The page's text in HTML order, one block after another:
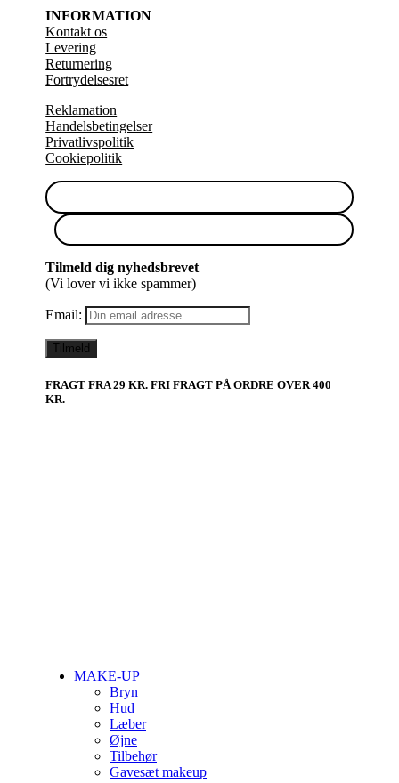
INFORMATION
Kontakt os
Levering
Returnering
Fortrydelsesret
Reklamation
Handelsbetingelser
Privatlivspolitik
Cookiepolitik
Tilmeld dig nyhedsbrevet
(Vi lover vi ikke spammer)
Email:
FRAGT FRA 29 KR. FRI FRAGT PÅ ORDRE OVER 400
KR.
MAKE-UP
Bryn
Hud
Læber
Øjne
Tilbehør
Gavesæt makeup